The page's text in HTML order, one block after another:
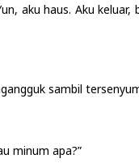
aku haus. Aku keluar,
sambil
minum apa?”